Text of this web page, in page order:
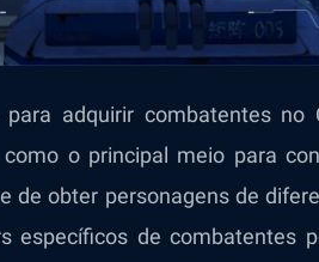
adquirir combatentes
o principal meio para
deobter personagens de
específicos de combatentes